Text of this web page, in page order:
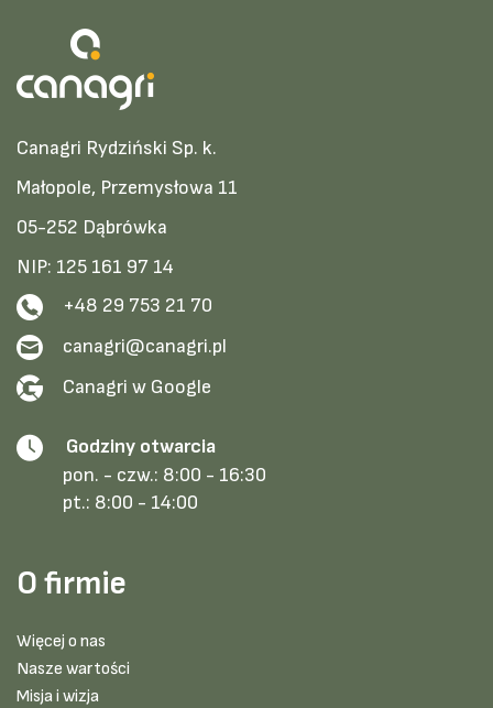
Canagri Rydziński Sp. k.
Małopole, Przemysłowa 11
05-252 Dąbrówka
NIP: 125 161 97 14
+48 29 753 21 70
canagri@canagri.pl
Canagri w Google
Godziny otwarcia
pon. - czw.: 8:00 - 16:30
pt.: 8:00 - 14:00
O firmie
Więcej o nas
Nasze wartości
Misja i wizja